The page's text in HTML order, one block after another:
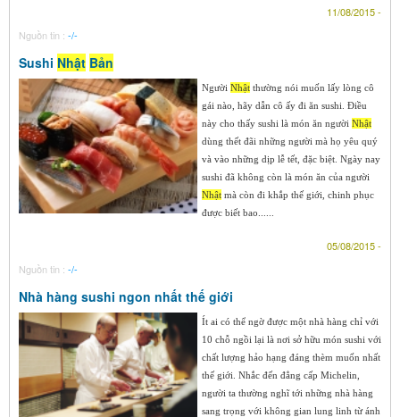
11/08/2015 -
Nguồn tin : -/-
Sushi Nhật Bản
Người Nhật thường nói muốn lấy lòng cô
gái nào, hãy dẫn cô ấy đi ăn sushi. Điều
này cho thấy sushi là món ăn người Nhật
dùng thết đãi những người mà họ yêu quý
và vào những dịp lễ tết, đặc biệt. Ngày nay
sushi đã không còn là món ăn của người
Nhật mà còn đi khắp thế giới, chinh phục
được biết bao......
05/08/2015 -
Nguồn tin : -/-
Nhà hàng sushi ngon nhất thế giới
Ít ai có thể ngờ được một nhà hàng chỉ với
10 chỗ ngồi lại là nơi sở hữu món sushi với
chất lượng hảo hạng đáng thèm muốn nhất
thế giới. Nhắc đến đẳng cấp Michelin,
người ta thường nghĩ tới những nhà hàng
sang trọng với không gian lung linh từ ánh